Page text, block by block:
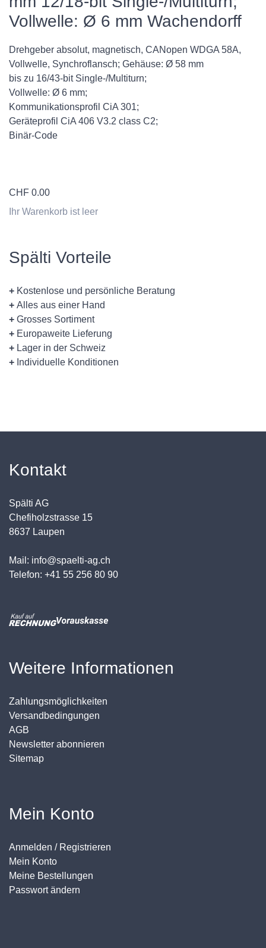
Vollwelle: Ø 6 mm Wachendorff
Drehgeber absolut, magnetisch, CANopen WDGA 58A,
Vollwelle, Synchroflansch; Gehäuse: Ø 58 mm
bis zu 16/43-bit Single-/Multiturn;
Vollwelle: Ø 6 mm;
Kommunikationsprofil CiA 301;
Geräteprofil CiA 406 V3.2 class C2;
Binär-Code
CHF 0.00
Ihr Warenkorb ist leer
Spälti Vorteile
+ Kostenlose und persönliche Beratung
+ Alles aus einer Hand
+ Grosses Sortiment
+ Europaweite Lieferung
+ Lager in der Schweiz
+ Individuelle Konditionen
Kontakt
Spälti AG
Chefiholzstrasse 15
8637 Laupen
Mail: info@spaelti-ag.ch
Telefon: +41 55 256 80 90
Weitere Informationen
Zahlungsmöglichkeiten
Versandbedingungen
AGB
Newsletter abonnieren
Sitemap
Mein Konto
Anmelden / Registrieren
Mein Konto
Meine Bestellungen
Passwort ändern